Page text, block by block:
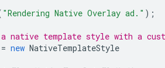
"Rendering Native Overlay ad." );
native template style with a
= new NativeTemplateStyle